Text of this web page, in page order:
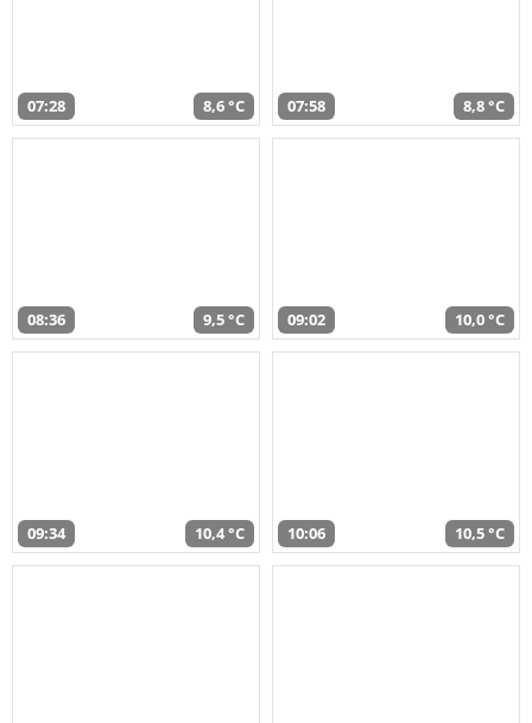
07:28 8,6 °C 07:58 8,8 °C
08:36 9,5 °C 09:02 10,0 °C
09:34 10,4 °C 10:06 10,5 °C